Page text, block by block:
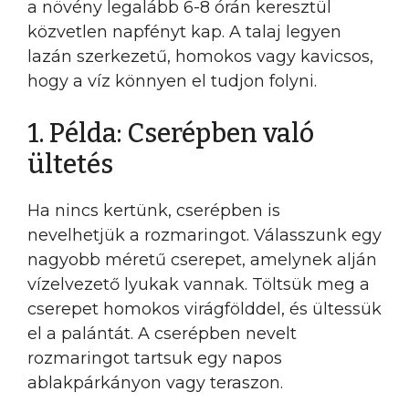
a növény legalább 6-8 órán keresztül
közvetlen napfényt kap. A talaj legyen
lazán szerkezetű, homokos vagy kavicsos,
hogy a víz könnyen el tudjon folyni.
1. Példa: Cserépben való
ültetés
Ha nincs kertünk, cserépben is
nevelhetjük a rozmaringot. Válasszunk egy
nagyobb méretű cserepet, amelynek alján
vízelvezető lyukak vannak. Töltsük meg a
cserepet homokos virágfölddel, és ültessük
el a palántát. A cserépben nevelt
rozmaringot tartsuk egy napos
ablakpárkányon vagy teraszon.